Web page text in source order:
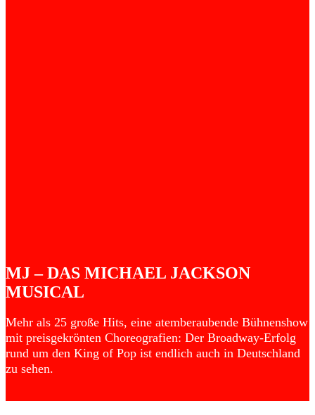
MJ – DAS MICHAEL JACKSON
MUSICAL
Mehr als 25 große Hits, eine atemberaubende Bühnenshow
mit preisgekrönten Choreografien: Der Broadway-Erfolg
rund um den King of Pop ist endlich auch in Deutschland
zu sehen.